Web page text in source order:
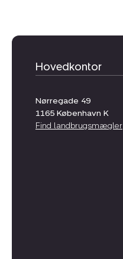
Hovedkontor
Nørregade 49
1165 København K
Find landbrugsmægler